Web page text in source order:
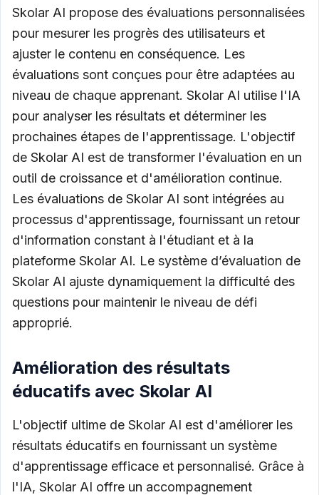
Skolar AI propose des évaluations personnalisées
pour mesurer les progrès des utilisateurs et
ajuster le contenu en conséquence. Les
évaluations sont conçues pour être adaptées au
niveau de chaque apprenant. Skolar AI utilise l'IA
pour analyser les résultats et déterminer les
prochaines étapes de l'apprentissage. L'objectif
de Skolar AI est de transformer l'évaluation en un
outil de croissance et d'amélioration continue.
Les évaluations de Skolar AI sont intégrées au
processus d'apprentissage, fournissant un retour
d'information constant à l'étudiant et à la
plateforme Skolar AI. Le système d’évaluation de
Skolar AI ajuste dynamiquement la difficulté des
questions pour maintenir le niveau de défi
approprié.
Amélioration des résultats
éducatifs avec Skolar AI
L'objectif ultime de Skolar AI est d'améliorer les
résultats éducatifs en fournissant un système
d'apprentissage efficace et personnalisé. Grâce à
l'IA, Skolar AI offre un accompagnement